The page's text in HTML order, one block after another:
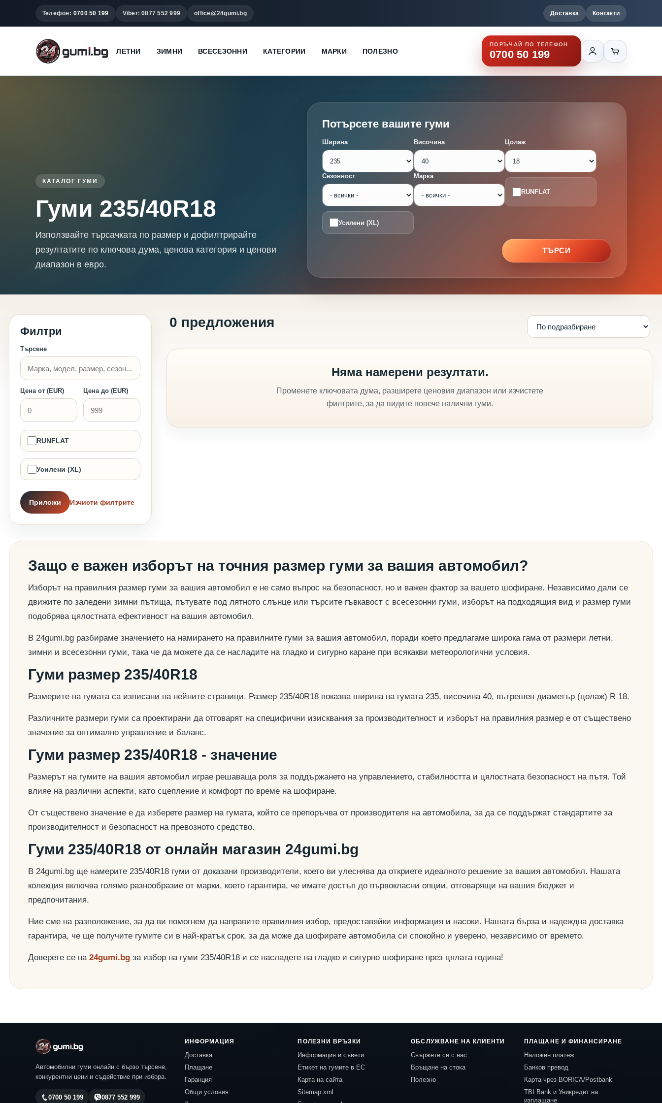
Телефон: 0700 50 199 Viber: 0877 552 999 office@24gumi.bg Доставка Контакти
ЛЕТНИ ЗИМНИ ВСЕСЕЗОННИ КАТЕГОРИИ МАРКИ ПОЛЕЗНО
ПОРЪЧАЙ ПО ТЕЛЕФОН
0700 50 199
КАТАЛОГ ГУМИ
Гуми 235/40R18
Използвайте търсачката по размер и дофилтрирайте
резултатите по ключова дума, ценова категория и ценови
диапазон в евро.
Потърсете вашите гуми
Ширина Височина Цолаж
Сезонност Марка
RUNFLAT
Усилени (XL)
ТЪРСИ
Филтри
Търсене
Цена от (EUR) Цена до (EUR)
RUNFLAT
Усилени (XL)
Приложи Изчисти филтрите
0 предложения
Няма намерени резултати.
Променете ключовата дума, разширете ценовия диапазон или изчистете
филтрите, за да видите повече налични гуми.
Защо е важен изборът на точния размер гуми за вашия автомобил?
Изборът на правилния размер гуми за вашия автомобил е не само въпрос на безопасност, но и важен фактор за вашето шофиране. Независимо дали се
движите по заледени зимни пътища, пътувате под лятното слънце или търсите гъвкавост с всесезонни гуми, изборът на подходящия вид и размер гуми
подобрява цялостната ефективност на вашия автомобил.
В 24gumi.bg разбираме значението на намирането на правилните гуми за вашия автомобил, поради което предлагаме широка гама от размери летни,
зимни и всесезонни гуми, така че да можете да се насладите на гладко и сигурно каране при всякакви метеорологични условия.
Гуми размер 235/40R18
Размерите на гумата са изписани на нейните страници. Размер 235/40R18 показва ширина на гумата 235, височина 40, вътрешен диаметър (цолаж) R 18.
Различните размери гуми са проектирани да отговарят на специфични изисквания за производителност и изборът на правилния размер е от съществено
значение за оптимално управление и баланс.
Гуми размер 235/40R18 - значение
Размерът на гумите на вашия автомобил играе решаваща роля за поддържането на управлението, стабилността и цялостната безопасност на пътя. Той
влияе на различни аспекти, като сцепление и комфорт по време на шофиране.
От съществено значение е да изберете размер на гумата, който се препоръчва от производителя на автомобила, за да се поддържат стандартите за
производителност и безопасност на превозното средство.
Гуми 235/40R18 от онлайн магазин 24gumi.bg
В 24gumi.bg ще намерите 235/40R18 гуми от доказани производители, което ви улеснява да откриете идеалното решение за вашия автомобил. Нашата
колекция включва голямо разнообразие от марки, което гарантира, че имате достъп до първокласни опции, отговарящи на вашия бюджет и
предпочитания.
Ние сме на разположение, за да ви помогнем да направите правилния избор, предоставяйки информация и насоки. Нашата бърза и надеждна доставка
гарантира, че ще получите гумите си в най-кратък срок, за да може да шофирате автомобила си спокойно и уверено, независимо от времето.
Доверете се на 24gumi.bg за избор на гуми 235/40R18 и се насладете на гладко и сигурно шофиране през цялата година!
Автомобилни гуми онлайн с бързо търсене,
конкурентни цени и съдействие при избора.
0700 50 199 0877 552 999
ИНФОРМАЦИЯ
Доставка
Плащане
Гаранция
Общи условия
ПОЛЕЗНИ ВРЪЗКИ
Информация и съвети
Етикет на гумите в ЕС
Карта на сайта
Sitemap.xml
ОБСЛУЖВАНЕ НА КЛИЕНТИ
Свържете се с нас
Връщане на стока
Полезно
ПЛАЩАНЕ И ФИНАНСИРАНЕ
Наложен платеж
Банков превод
Карта чрез BORICA/Postbank
TBI Bank и Уникредит на
изплащане